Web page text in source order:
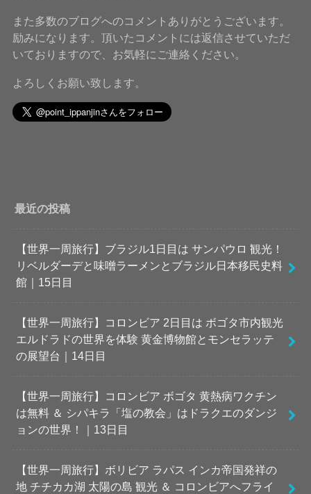
また多数のブログへのコメントありがとうございます。
励みになります。頂いたコメントには返信させていただ
いておりますので、お気軽にご連絡ください。
よろしくお願い致します。
最近の投稿
【世界一周旅行】ブラジル1日目は サンパウロ 観光！
リベルダーデと味噌ラーメンとブラジル日本移民史料
館｜15日目
【世界一周旅行】コロンビア 2日目は ボゴタ市内観光
エルドラドの世界を体験 黄金博物館とモンセラッテ
の展望台｜14日目
【世界一周旅行】コロンビア ボゴタ 黄熱病ワクチン
は無料 ＆ シパキラ「塩の教会」はドラクエのダンジ
ョンの世界！｜13日目
【世界一周旅行】ボリビア ラパス インカ帝国発祥の
地 チチカカ湖 太陽の島 観光 ＆ コロンビアへフライ